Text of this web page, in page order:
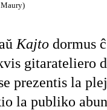
Kajto dormus
gitarateliero
prezentis la
la publiko